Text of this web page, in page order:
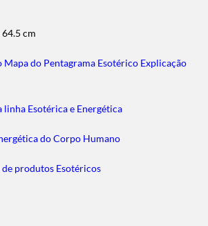
64.5 cm
Mapa do Pentagrama Esotérico Explicação
linha Esotérica e Energética
do Corpo Humano
produtos Esotéricos